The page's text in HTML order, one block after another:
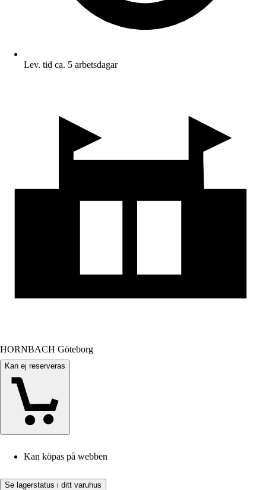
Lev. tid ca. 5 arbetsdagar
HORNBACH Göteborg
Kan ej reserveras
Kan köpas på webben
Se lagerstatus i ditt varuhus